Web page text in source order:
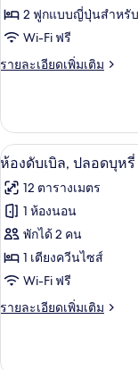
2 ฟูกแบบญี่ปุ่นสำหรั
Wi-Fi ฟรี
รายละเอียดเพิ่มเติม
ราย
เกี่ยว
กับ
ห้อง
เปิด
ภาพถ่าย
ทั้งหมด
ของ
ห้อง
ดับเบิล,
ปลอด
6
ห้องดับเบิล, ปลอดบุหรี่
12 ตารางเมตร
1 ห้องนอน
พักได้ 2 คน
1 เตียงควีนไซส์
Wi-Fi ฟรี
รายละเอียดเพิ่มเติม
ราย